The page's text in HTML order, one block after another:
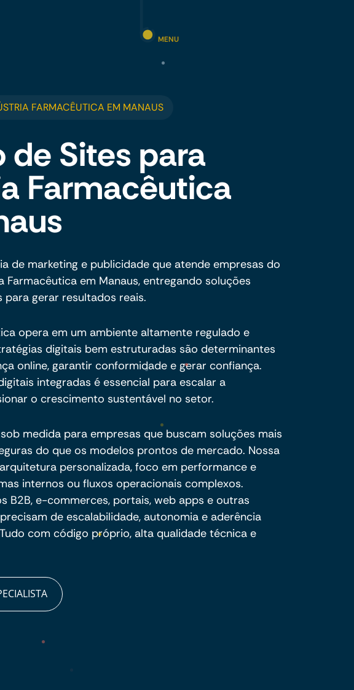
MENU
FARMACÊUTICA EM MANAUS
de Sites para
Farmacêutica
de marketing e publicidade que atende empresas do
Farmacêutica em Manaus, entregando soluções
gerar resultados reais.
opera em um ambiente altamente regulado e
digitais bem estruturadas são determinantes
online, garantir conformidade e gerar confiança.
integradas é essencial para escalar a
o crescimento sustentável no setor.
medida para empresas que buscam soluções mais
do que os modelos prontos de mercado. Nossa
personalizada, foco em performance e
internos ou fluxos operacionais complexos.
B2B, e-commerces, portais, web apps e outras
de escalabilidade, autonomia e aderência
com código próprio, alta qualidade técnica e